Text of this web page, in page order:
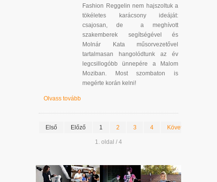
Fashion Reggelin nem hajszoltuk a
tökéletes karácsony ideáját:
csajosan, de a meghívott
szakemberek segítségével és
Molnár Kata műsorvezetővel
tartalmasan hangolódtunk az év
legcsillogóbb ünnepére a Malom
Moziban. Most szombaton is
megérte korán kelni!
Olvass tovább
Első Előző 1 2 3 4 Következő
1. oldal / 4